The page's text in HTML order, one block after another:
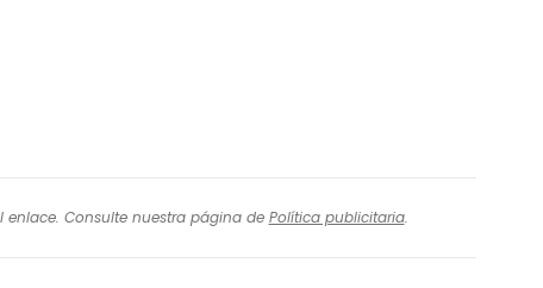
Consulte nuestra página de Política publicitaria.